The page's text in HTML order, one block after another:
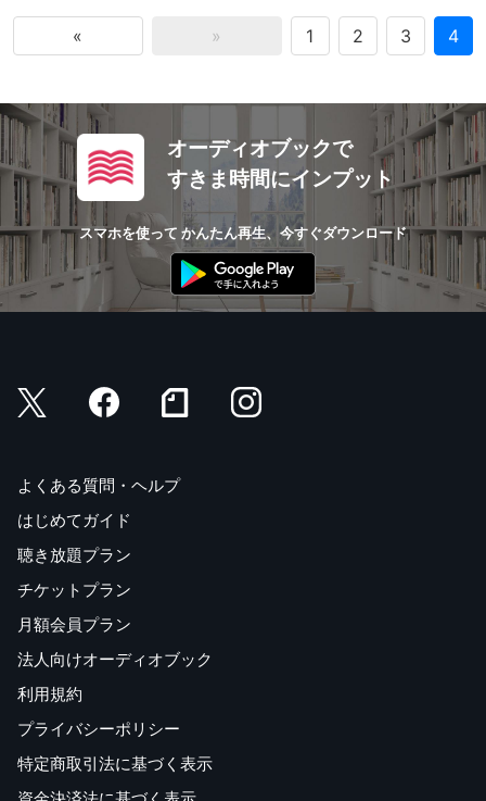
« » 1 2 3 4
オーディオブックで
すきま時間にインプット
スマホを使って かんたん再生、今すぐダウンロード
よくある質問・ヘルプ
はじめてガイド
聴き放題プラン
チケットプラン
月額会員プラン
法人向けオーディオブック
利用規約
プライバシーポリシー
特定商取引法に基づく表示